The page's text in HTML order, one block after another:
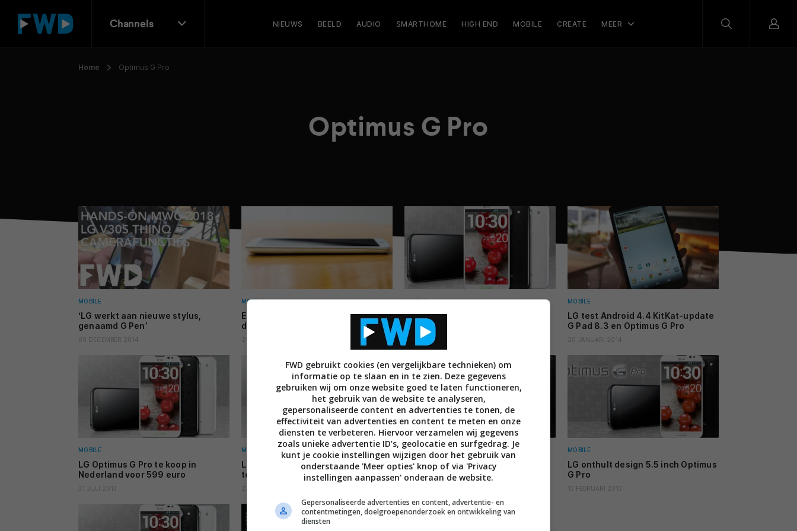
Channels NIEUWS BEELD AUDIO SMARTHOME HIGH END MOBILE CREATE MEER
Home Optimus G Pro
Optimus G Pro
MOBILE
‘LG werkt aan nieuwe stylus,
genaamd G Pen’
09 DECEMBER 2014
MOBILE
Eerste foto’s LG G Pro 2 phablet
duiken op
29 JANUARI 2014
MOBILE
LG presenteert G Pro 2 phablet
tijdens MWC 2014
27 JANUARI 2014
MOBILE
LG test Android 4.4 KitKat-update
G Pad 8.3 en Optimus G Pro
20 JANUARI 2014
MOBILE
LG Optimus G Pro te koop in
Nederland voor 599 euro
31 JULI 2013
MOBILE
LG Optimus G Pro vanaf augustus
te koop voor 599 euro
27 MEI 2013
MOBILE
LG lanceert Optimus G Pro met 5.5
inch Full HD display
MOBILE
LG onthult design 5.5 inch Optimus
G Pro
13 FEBRUARI 2013
FWD gebruikt cookies (en vergelijkbare technieken) om
informatie op te slaan en in te zien. Deze gegevens
gebruiken wij om onze website goed te laten functioneren,
het gebruik van de website te analyseren,
gepersonaliseerde content en advertenties te tonen, de
effectiviteit van advertenties en content te meten en onze
diensten te verbeteren. Hiervoor verzamelen wij gegevens
zoals unieke advertentie ID’s, geolocatie en surfgedrag. Je
kunt je cookie instellingen wijzigen door het gebruik van
onderstaande 'Meer opties' knop of via 'Privacy
instellingen aanpassen' onderaan de website.
Gepersonaliseerde advertenties en content, advertentie- en
contentmetingen, doelgroepenonderzoek en ontwikkeling van
diensten